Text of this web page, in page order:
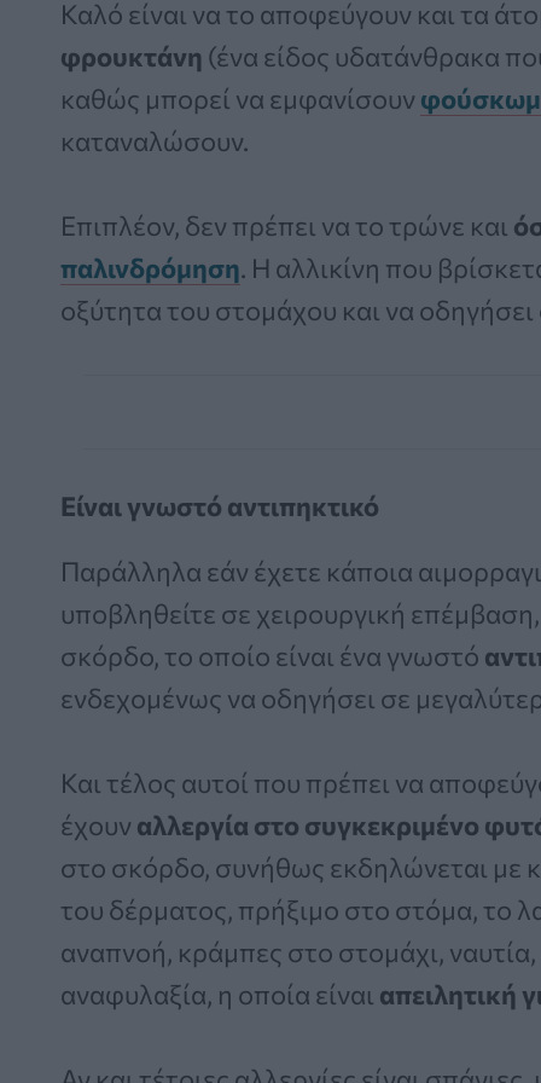
Καλό είναι να το αποφεύγουν και τα
φρουκτάνη (ένα είδος υδατάνθρακα
καθώς μπορεί να εμφανίσουν
καταναλώσουν.
Επιπλέον, δεν πρέπει να το τρώνε και
παλινδρόμηση. Η αλλικίνη που
οξύτητα του στομάχου και να
Είναι γνωστό αντιπηκτικό
Παράλληλα εάν έχετε κάποια
υποβληθείτε σε χειρουργική
σκόρδο, το οποίο είναι ένα γνωστό
ενδεχομένως να οδηγήσει σε
Και τέλος αυτοί που πρέπει να
έχουν αλλεργία στο συγκεκριμένο
στο σκόρδο, συνήθως εκδηλώνεται
του δέρματος, πρήξιμο στο στόμα, το
αναπνοή, κράμπες στο στομάχι,
αναφυλαξία, η οποία είναι απειλητική